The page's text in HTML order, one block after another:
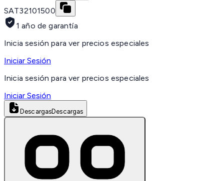
SAT32101500
1 año de garantía
Inicia sesión para ver precios especiales
Iniciar Sesión
Inicia sesión para ver precios especiales
Iniciar Sesión
DescargasDescargas